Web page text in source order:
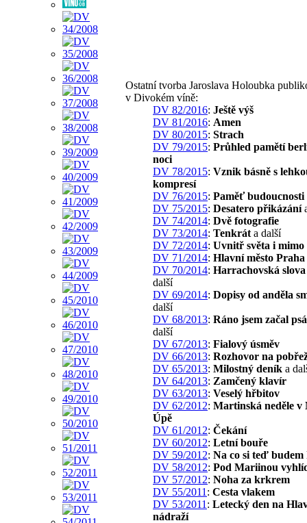
Ostatní tvorba Jaroslava Holoubka
v Divokém víně:
DV 82/2016: Ještě výš
DV 81/2016: Amen
DV 80/2015: Strach
DV 79/2015: Průhled pamětí
noci
DV 78/2015: Vznik básně s
kompresí
DV 76/2015: Paměť budoucnosti
DV 75/2015: Desatero přikázání
DV 74/2014: Dvě fotografie
DV 73/2014: Tenkrát a další
DV 72/2014: Uvnitř světa i mimo
DV 71/2014: Hlavní město Praha
DV 70/2014: Harrachovská
další
DV 69/2014: Dopisy od anděla
další
DV 68/2013: Ráno jsem začal
další
DV 67/2013: Fialový úsměv
DV 66/2013: Rozhovor na
DV 65/2013: Milostný deník a
DV 64/2013: Zamčený klavír
DV 63/2013: Veselý hřbitov
DV 62/2012: Martinská neděle v
Úpě
DV 61/2012: Čekání
DV 60/2012: Letní bouře
DV 59/2012: Na co si teď budem
DV 58/2012: Pod Mariinou
DV 57/2012: Noha za krkrem
DV 55/2011 : Cesta vlakem
DV 53/2011 : Letecký den na
nádraží